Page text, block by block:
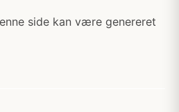
side kan være genereret